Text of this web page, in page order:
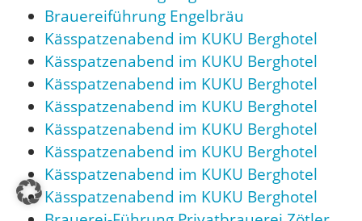
Brauereiführung Engelbräu
Kässpatzenabend im KUKU Berghotel
Kässpatzenabend im KUKU Berghotel
Kässpatzenabend im KUKU Berghotel
Kässpatzenabend im KUKU Berghotel
Kässpatzenabend im KUKU Berghotel
Kässpatzenabend im KUKU Berghotel
Kässpatzenabend im KUKU Berghotel
Kässpatzenabend im KUKU Berghotel